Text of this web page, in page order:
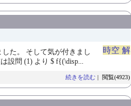
時空 解
た。 そして気が付きまし
設問 (1) より $ f{(\disp...
続きを読む | 閲覧(4923)